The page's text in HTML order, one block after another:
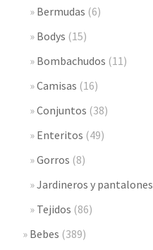
Bermudas (6)
Bodys (15)
Bombachudos (11)
Camisas (16)
Conjuntos (38)
Enteritos (49)
Gorros (8)
Jardineros y pantalones
Tejidos (86)
Bebes (389)